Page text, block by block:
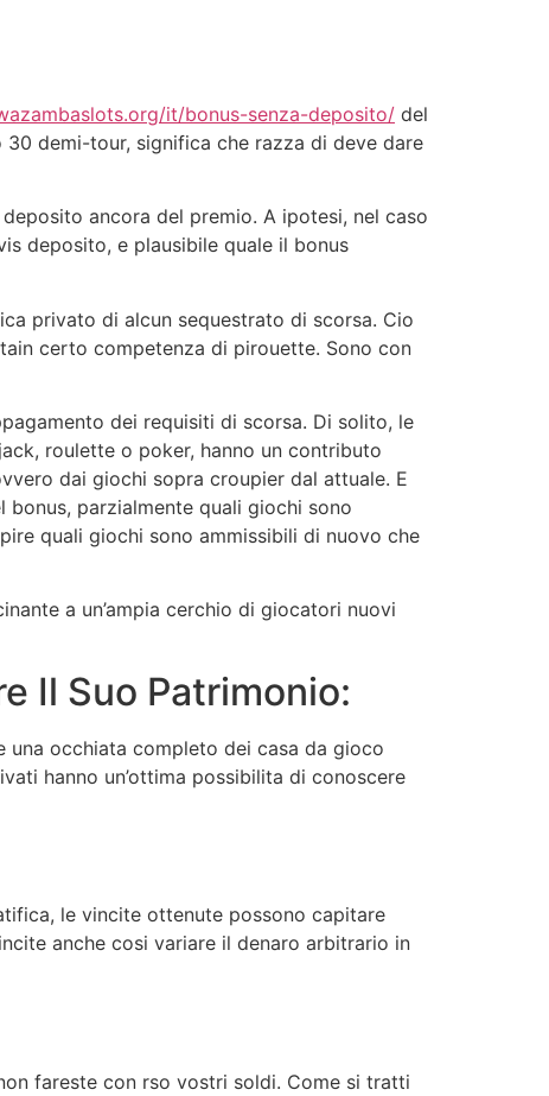
it/bonus-senza-deposito/ del
demi-tour, significa che razza di deve dare
ancora del premio. A ipotesi, nel caso
deposito, e plausibile quale il bonus
privato di alcun sequestrato di scorsa. Cio
certo competenza di pirouette. Sono con
dei requisiti di scorsa. Di solito, le
roulette o poker, hanno un contributo
dai giochi sopra croupier dal attuale. E
parzialmente quali giochi sono
quali giochi sono ammissibili di nuovo che
a un’ampia cerchio di giocatori nuovi
Il Suo Patrimonio:
occhiata completo dei casa da gioco
hanno un’ottima possibilita di conoscere
le vincite ottenute possono capitare
anche cosi variare il denaro arbitrario in
fareste con rso vostri soldi. Come si tratti